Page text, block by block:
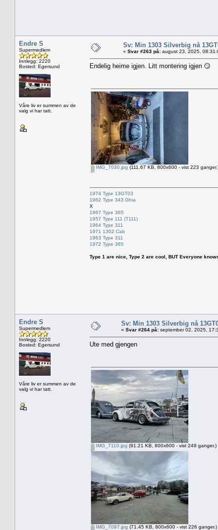
Endre S
Supermedlem
Innlegg: 2220
Bosted: Egersund
Våre liv er summen av de
valg vi har tatt.
Sv: Min 1303 Silverbig nå
« Svar #263 på: august 23, 2025,
Endelig heime igjen. Litt montering igjen 😏
IMG_7030.jpg (111.67 KB, 800x600 - vist 223
1974 Type 13GT03
1962 Type 343 Ghia
X
1967 Type 365
1957 Type 111 (T111)
1964 Type 311
1971 1302 Cab
1963 Type 311
1972 Type 365
Type 1 are nice, Type 2 are cool, BUT Everyone
Endre S
Supermedlem
Innlegg: 2220
Bosted: Egersund
Våre liv er summen av de
valg vi har tatt.
Sv: Min 1303 Silverbig nå
« Svar #264 på: september 02, 2025,
Ute med gjengen
IMG_7110.jpg (91.21 KB, 800x600 - vist 249 ganger.)
IMG_7097.jpg (71.45 KB, 800x600 - vist 226 ganger.)